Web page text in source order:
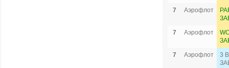
7
Аэрофлот
7
Аэрофлот
7
Аэрофлот
3